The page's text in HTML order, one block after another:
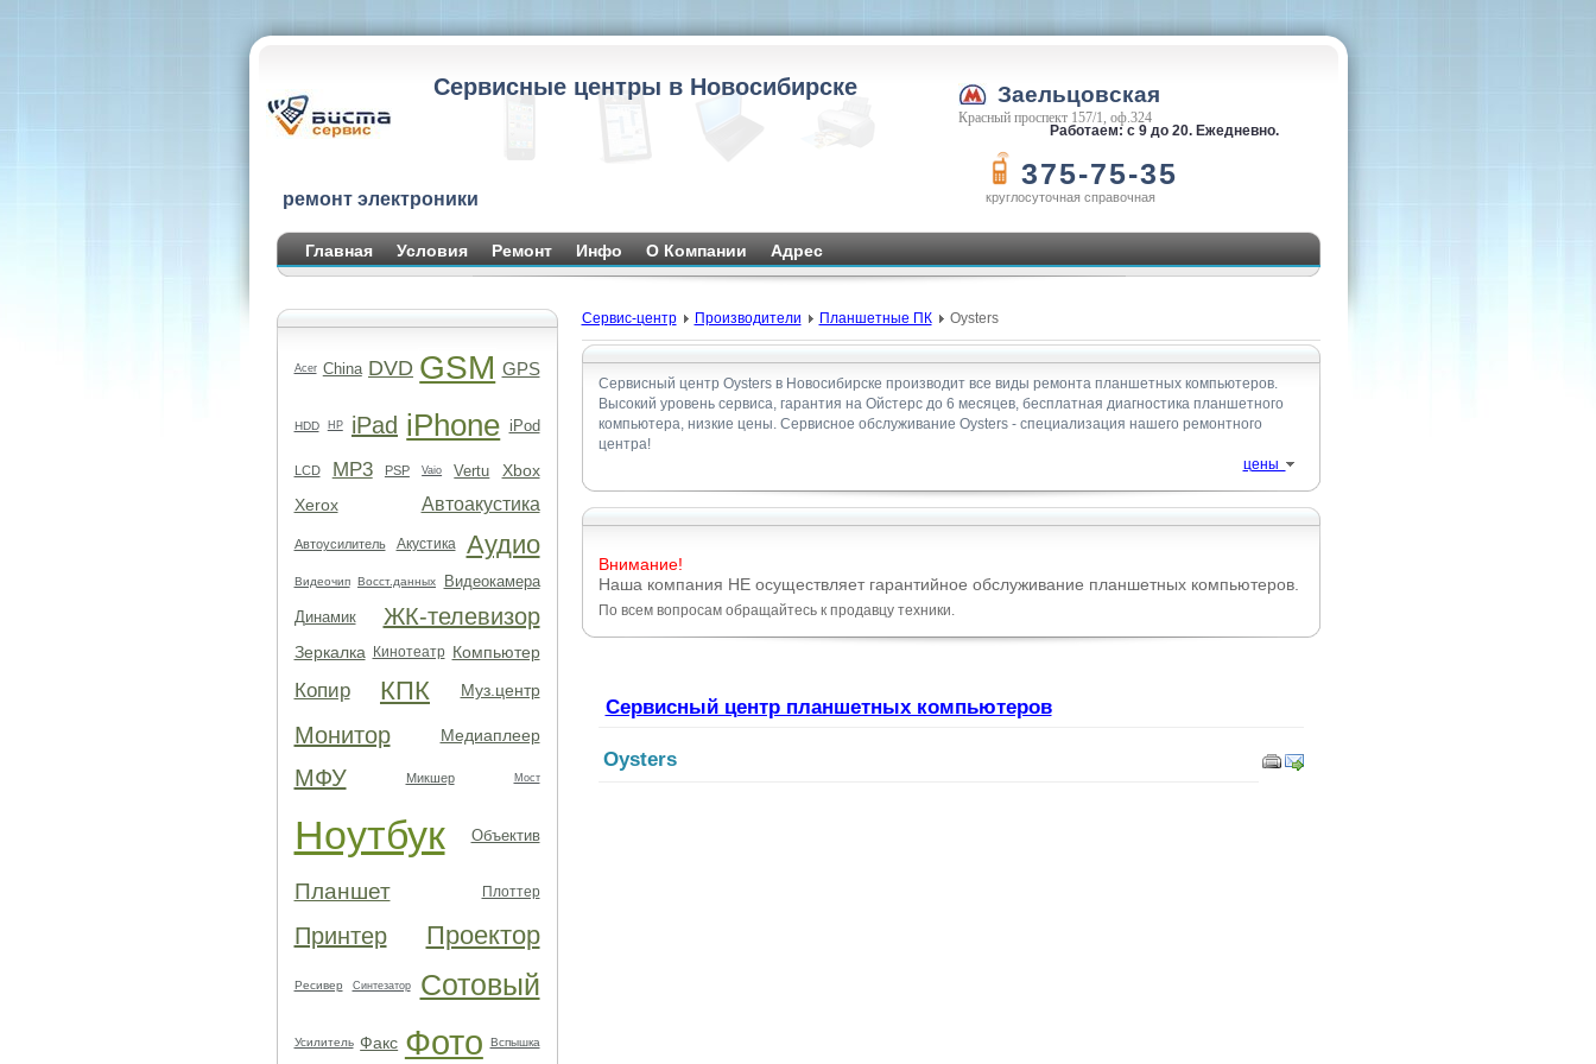
Сервисные центры в Новосибирске
ремонт электроники
Заельцовская
Красный проспект 157/1, оф.324
Работаем: с 9 до 20. Ежедневно.
375-75-35
круглосуточная справочная
Главная Условия Ремонт Инфо О Компании Адрес
Acer China DVD GSM GPS
HDD HP iPad iPhone iPod
LCD MP3 PSP Vaio Vertu
Xbox
Xerox
Автоакустика
Автоусилитель Акустика Аудио
Видеочип Восст.данных
Видеокамера
Динамик
ЖК-телевизор
Зеркалка Кинотеатр Компьютер
Копир КПК Муз.центр
Монитор Медиаплеер
МФУ Микшер Мост
Ноутбук Объектив
Планшет Плоттер
Принтер Проектор
Ресивер Синтезатор Сотовый
Усилитель Факс Фото Вспышка
Сервис-центр Производители Планшетные ПК Oysters
Сервисный центр Oysters в Новосибирске производит все виды ремонта планшетных компьютеров.
Высокий уровень сервиса, гарантия на Ойстерс до 6 месяцев, бесплатная диагностика планшетного
компьютера, низкие цены. Сервисное обслуживание Oysters - специализация нашего ремонтного
центра!
цены
Внимание!
Наша компания НЕ осуществляет гарантийное обслуживание планшетных компьютеров.
По всем вопросам обращайтесь к продавцу техники.
Сервисный центр планшетных компьютеров
Oysters